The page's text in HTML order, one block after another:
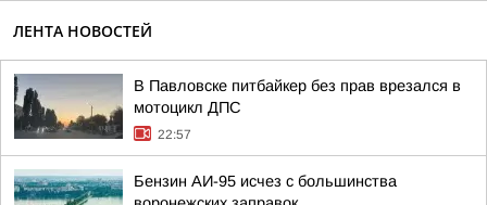
ЛЕНТА НОВОСТЕЙ
В Павловске питбайкер без прав врезался в
мотоцикл ДПС
22:57
Бензин АИ-95 исчез с большинства